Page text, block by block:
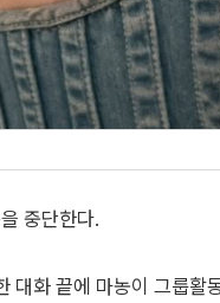
중단한다.
대화 끝에 마농이 그룹활